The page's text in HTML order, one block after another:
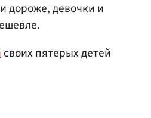
дороже, девочки и
своих пятерых детей